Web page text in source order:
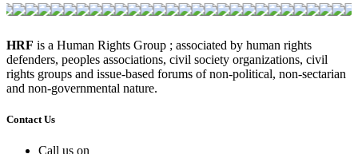
HRF is a Human Rights Group ; associated by human rights
defenders, peoples associations, civil society organizations, civil
rights groups and issue-based forums of non-political, non-sectarian
and non-governmental nature.
Contact Us
Call us on